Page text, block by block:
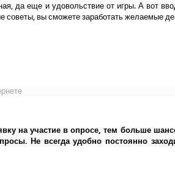
да еще и удовольствие от игры. А вот
советы, вы сможете заработать желаемые
на участие в опросе, тем больше
Не всегда удобно постоянно